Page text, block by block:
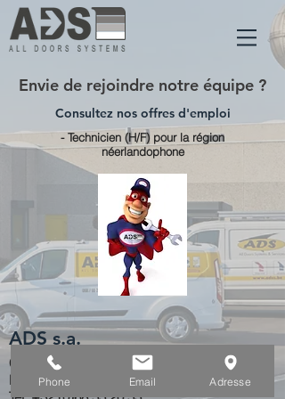
Envie de rejoindre notre équipe ?
Consultez nos offres d'emploi
- Technicien (H/F) pour la région
néerlandophone
ADS s.a.
Chemin Malplaquet, 3
B-7822 Ghislenghien - Ath
Phone Email Adresse